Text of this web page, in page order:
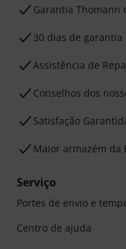
Garantia Thomann
30 dias de
Assistência de
Conselhos dos
Satisfação
Maior armazém da
Serviço
Portes de envio e
Centro de ajuda